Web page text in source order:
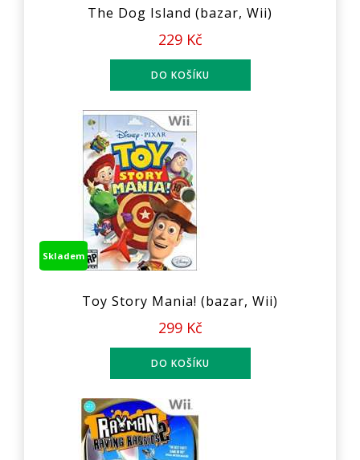
The Dog Island (bazar, Wii)
229 Kč
Skladem
Toy Story Mania! (bazar, Wii)
299 Kč